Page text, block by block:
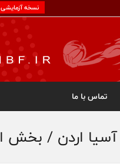
نسخه آزمایشی
تماس با ما